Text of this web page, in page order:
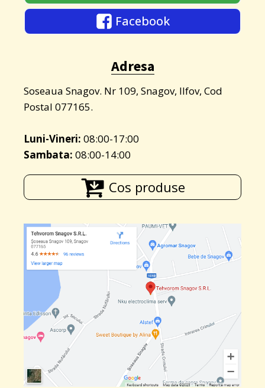
Facebook
Adresa
Soseaua Snagov. Nr 109, Snagov, Ilfov, Cod
Postal 077165.
Luni-Vineri: 08:00-17:00
Sambata: 08:00-14:00
Cos produse